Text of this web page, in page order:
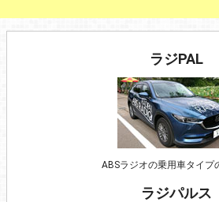
ラジPAL
ABSラジオの乗用車タイプ
ラジパルス